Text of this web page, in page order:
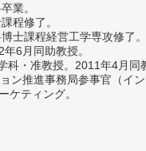
業。
程修了。
士課程経営工学専攻修了
6月同助教授。
・准教授。2011年4月同
ン推進事務局参事官（イ
ケティング。